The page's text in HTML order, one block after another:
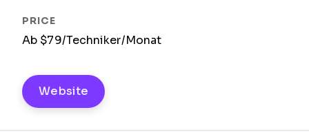
Ab $79/Techniker/Monat
Website